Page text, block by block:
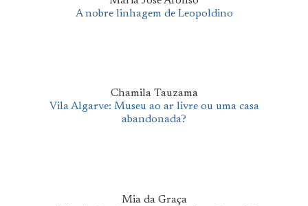
A nobre linhagem de Leopoldino
Chamila Tauzama
Vila Algarve: Museu ao ar livre ou uma casa
abandonada?
Mia da Graça